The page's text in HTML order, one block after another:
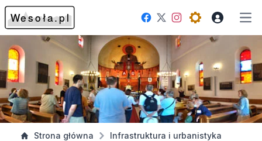
Facebook
TwitterInstagram
Open theme
Strona główna Infrastruktura i urbanistyka